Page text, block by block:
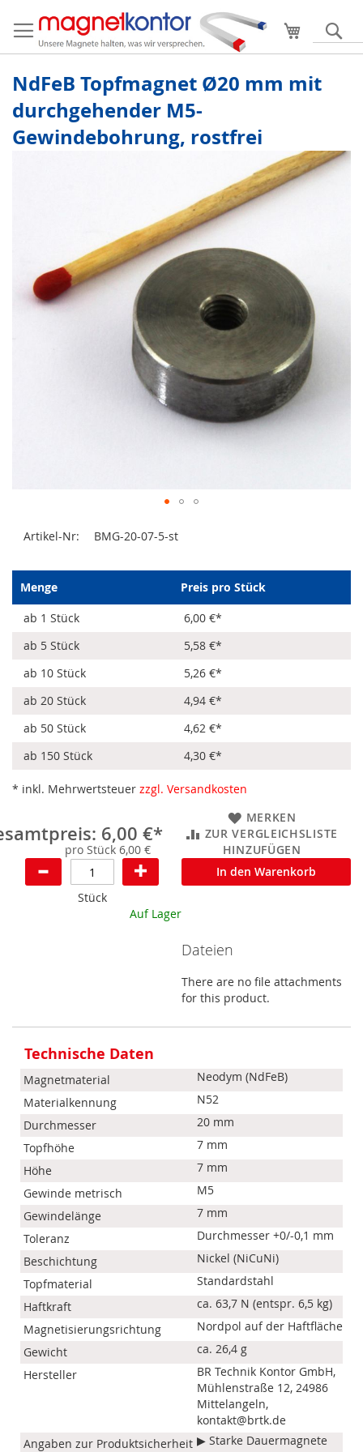
Mein
NdFeB Topfmagnet Ø20 mm mit
durchgehender M5-
Gewindebohrung, rostfrei
Anfang
Bildergalerie
springen
Artikel-Nr: BMG-20-07-5-st
Menge
Preis pro Stück
ab 1 Stück
6,00 €*
ab 5 Stück
5,58 €*
ab 10 Stück
5,26 €*
ab 20 Stück
4,94 €*
ab 50 Stück
4,62 €*
ab 150 Stück
4,30 €*
* inkl. Mehrwertsteuer zzgl. Versandkosten
6,00 €*
pro Stück 6,00 €
MERKEN
ZUR VERGLEICHSLISTE
HINZUFÜGEN
Stück
In den Warenkorb
Auf Lager
Dateien
There are no file attachments
for this product.
Informationen
Technische Daten
Magnetmaterial
Neodym (NdFeB)
Materialkennung
N52
Durchmesser
20 mm
Topfhöhe
7 mm
Höhe
7 mm
Gewinde metrisch
M5
Gewindelänge
7 mm
Toleranz
Durchmesser +0/-0,1 mm
Beschichtung
Nickel (NiCuNi)
Topfmaterial
Standardstahl
Haftkraft
ca. 63,7 N (entspr. 6,5 kg)
Magnetisierungsrichtung
Nordpol auf der Haftfläche
Gewicht
ca. 26,4 g
Hersteller
BR Technik Kontor GmbH,
Mühlenstraße 12, 24986
Mittelangeln,
kontakt@brtk.de
Angaben zur Produktsicherheit ▶ Starke Dauermagnete